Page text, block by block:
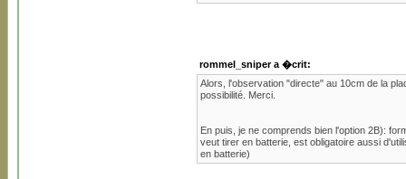
rommel_sniper a �crit:
Alors, l'observation "directe" au 10cm de la
possibilité. Merci.
En puis, je ne comprends bien l'option 2B):
veut tirer en batterie, est obligatoire aussi
en batterie)